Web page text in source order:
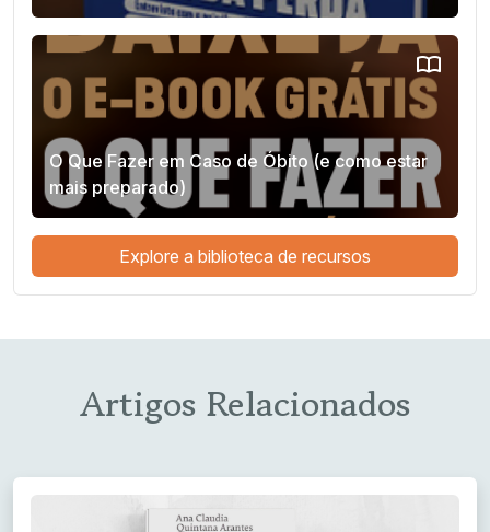
O Que Fazer em Caso de Óbito (e como estar
mais preparado)
Explore a biblioteca de recursos
Artigos Relacionados